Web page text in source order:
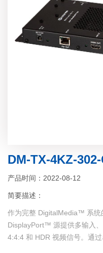
DM-TX-4KZ-
产品时间：2022-08-12
简要描述：
作为完整 DigitalMedia™ 系统
DisplayPort™ 源提供多输入
4:4:4 和 HDR 视频信号。通